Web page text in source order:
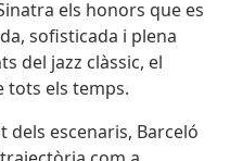
els honors que es
sofisticada i plena
del jazz clàssic, el
tots els temps.
dels escenaris, Barceló